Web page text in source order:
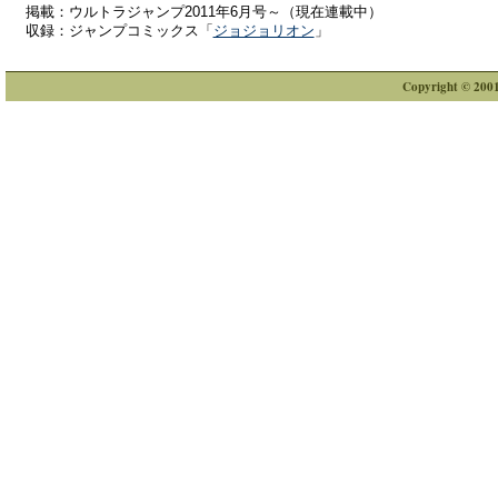
掲載：ウルトラジャンプ2011年6月号～（現在連載中）
収録：ジャンプコミックス「 ジョジョリオン 」
Copyright ©